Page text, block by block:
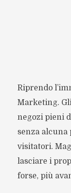
Riprendo
Marketing.
negozi pieni
senza alcuna
visitatori.
lasciare i
forse, più